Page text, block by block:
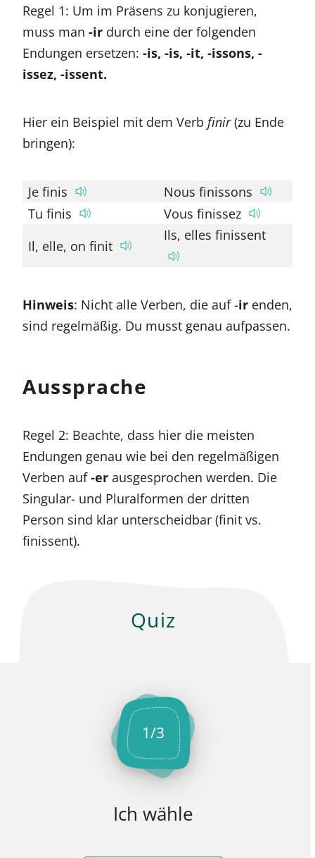
Regel 1: Um im Präsens zu konjugieren,
muss man -ir durch eine der folgenden
Endungen ersetzen: -is, -is, -it, -issons, -
issez, -issent.
Hier ein Beispiel mit dem Verb finir(zu Ende
bringen):
Je finis
Nous finissons
Tu finis
Vous finissez
Il, elle, on finit
Ils, elles finissent
Hinweis: Nicht alle Verben, die auf -ir enden,
sind regelmäßig. Du musst genau aufpassen.
Aussprache
Regel 2: Beachte, dass hier die meisten
Endungen genau wie bei den regelmäßigen
Verben auf-er ausgesprochen werden. Die
Singular- und Pluralformen der dritten
Person sind klar unterscheidbar (finit vs.
finissent).
Quiz
1/3
Ich wähle